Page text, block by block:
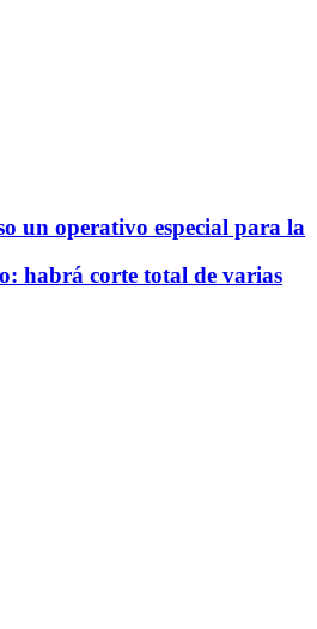
un operativo especial para la
habrá corte total de varias